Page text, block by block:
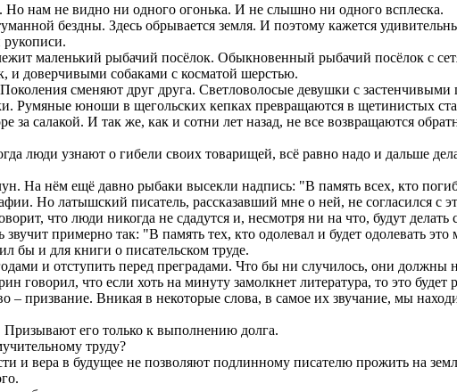
нам не видно ни одного огонька. И не слышно ни одного всплеска.
бездны. Здесь обрывается земля. И поэтому кажется
рукописи.
маленький рыбачий посёлок. Обыкновенный рыбачий посёлок с
доверчивыми собаками с косматой шерстью.
сменяют друг друга. Светловолосые девушки с застенчивыми
Румяные юноши в щегольских кепках превращаются в щетинистых
за салакой. И так же, как и сотни лет назад, не все возвращаются
люди узнают о гибели своих товарищей, всё равно надо и дальше
На нём ещё давно рыбаки высекли надпись: "В память всех, кто
Но латышский писатель, рассказавший мне о ней, не согласился с
что люди никогда не сдадутся и, несмотря ни на что, будут
примерно так: "В память тех, кто одолевал и будет одолевать это
бы и для книги о писательском труде.
и отступить перед преградами. Что бы ни случилось, они должны
что если хоть на минуту замолкнет литература, то это будет
– призвание. Вникая в некоторые слова, в самое их звучание, мы
Призывают его только к выполнению долга.
труду?
и вера в будущее не позволяют подлинному писателю прожить на